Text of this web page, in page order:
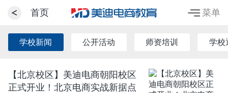
首页 菜单
学校新闻 公开活动 师资培训 学校
【北京校区】美迪电商朝阳校区
正式开业！北京电商实战新据点